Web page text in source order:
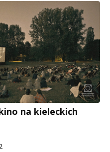
na kieleckich